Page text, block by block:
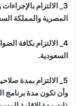
3_ الالتزام
المصرية والمملكة
4_ الالتزام بكافة
السعودية.
5_ الالتزام بمدة
وأن تكون مدة برنامج